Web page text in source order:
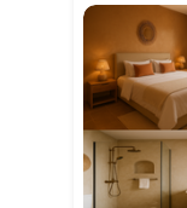
Slide 1 of 11